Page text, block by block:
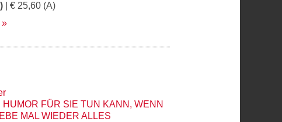
| € 25,60 (A)
HUMOR FÜR SIE TUN KANN, WENN
MAL WIEDER ALLES